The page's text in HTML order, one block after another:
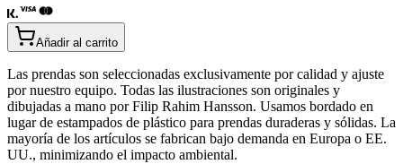
Añadir al carrito
Las prendas son seleccionadas exclusivamente por calidad y ajuste
por nuestro equipo. Todas las ilustraciones son originales y
dibujadas a mano por Filip Rahim Hansson. Usamos bordado en
lugar de estampados de plástico para prendas duraderas y sólidas. La
mayoría de los artículos se fabrican bajo demanda en Europa o EE.
UU., minimizando el impacto ambiental.